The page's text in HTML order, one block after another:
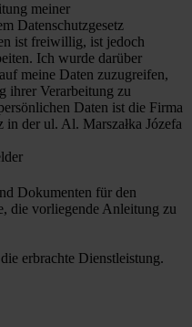
meiner
Datenschutzgesetz
ist freiwillig, ist jedoch
Ich wurde darüber
meine Daten zuzugreifen,
ihrer Verarbeitung zu
Daten ist die Firma
der ul. Al. Marszałka Józefa
Dokumenten für den
die vorliegende Anleitung zu
erbrachte Dienstleistung.